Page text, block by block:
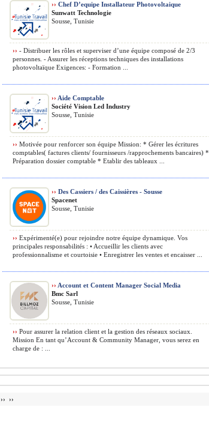
›› Chef D’equipe Installateur Photovoltaique
Sunwatt Technologie
Sousse, Tunisie
›› - Distribuer les rôles et superviser d’une équipe composé de 2/3
personnes. - Assurer les réceptions techniques des installations
photovoltaïque Exigences: - Formation ...
›› Aide Comptable
Société Vision Led Industry
Sousse, Tunisie
›› Motivée pour renforcer son équipe Mission: * Gérer les écritures
comptables( factures clients/ fournisseurs /rapprochements bancaires) *
Préparation dossier comptable * Etablir des tableaux ...
›› Des Cassiers / des Caissières - Sousse
Spacenet
Sousse, Tunisie
›› Expérimenté(e) pour rejoindre notre équipe dynamique. Vos
principales responsabilités : • Accueillir les clients avec
professionnalisme et courtoisie • Enregistrer les ventes et encaisser ...
›› Account et Content Manager Social Media
Bmc Sarl
Sousse, Tunisie
›› Pour assurer la relation client et la gestion des réseaux sociaux.
Mission En tant qu’Account & Community Manager, vous serez en
charge de : ...
›› ››